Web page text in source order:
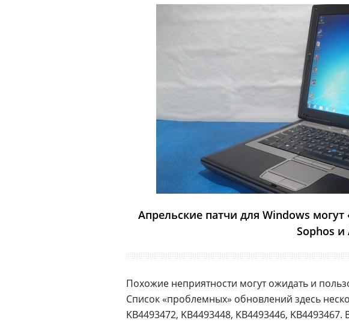
Апрельские патчи для Windows
Sophos и
Похожие неприятности могут ожидать и
Список «проблемных» обновлений здесь
KB4493472, KB4493448, KB4493446,